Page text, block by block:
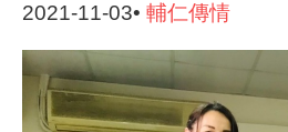
2021-11-03• 輔仁傳情